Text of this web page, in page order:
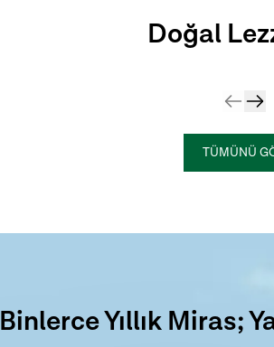
Doğal
TÜMÜNÜ
Binlerce Yıllık Miras;